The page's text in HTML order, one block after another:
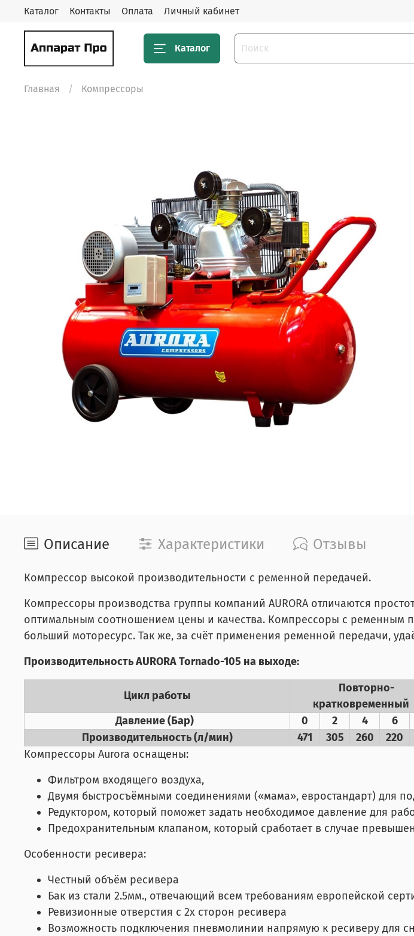
Каталог Контакты Оплата Личный кабинет
Каталог
Главная Компрессоры
Описание Характеристики Отзывы
Компрессор высокой производительности с ременной передачей.
Компрессоры производства группы компаний AURORA отличаются
оптимальным соотношением цены и качества. Компрессоры с ременным
больший моторесурс. Так же, за счёт применения ременной передачи,
Производительность AURORA Tornado-105 на выходе:
Цикл работы
Повторно-
кратковременный
Давление (Бар)
0 2 4 6
Производительность (л/мин)
471 305 260 220
Компрессоры Aurora оснащены:
Фильтром входящего воздуха,
Двумя быстросъёмными соединениями («мама», евростандарт) для
Редуктором, который поможет задать необходимое давление для
Предохранительным клапаном, который сработает в случае
Особенности ресивера:
Честный объём ресивера
Бак из стали 2.5мм., отвечающий всем требованиям европейской
Ревизионные отверстия с 2х сторон ресивера
Возможность подключения пневмолинии напрямую к ресиверу для